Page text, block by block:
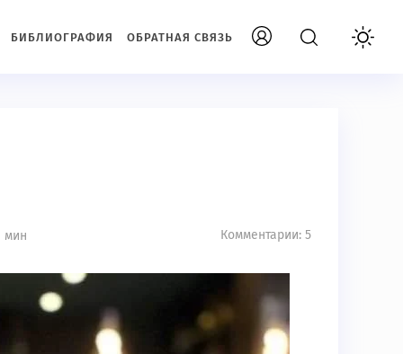
БИБЛИОГРАФИЯ ОБРАТНАЯ СВЯЗЬ
мин Комментарии: 5